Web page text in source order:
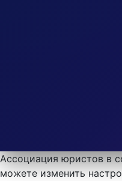
Ассоциация юристов в
можете изменить